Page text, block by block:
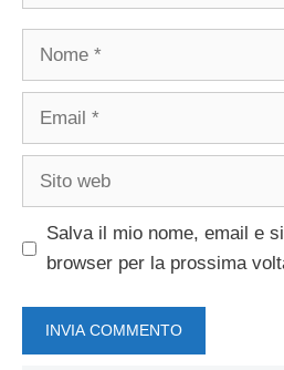
Nome
Email
Sito
Salva il mio nome, email e
browser per la prossima